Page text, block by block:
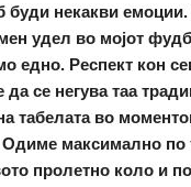
буди некакви
удел во мојот
едно. Респект кон
се негува таа
табелата во
Одиме максимално по
пролетно коло и